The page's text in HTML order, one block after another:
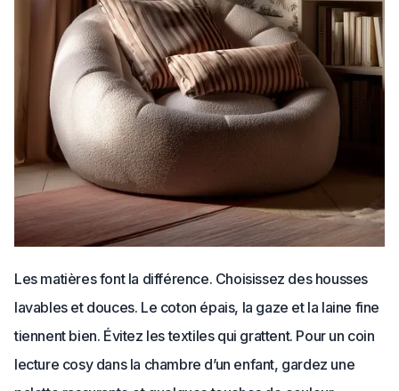
Les matières font la différence. Choisissez des housses
lavables et douces. Le coton épais, la gaze et la laine fine
tiennent bien. Évitez les textiles qui grattent. Pour un coin
lecture cosy dans la chambre d’un enfant, gardez une